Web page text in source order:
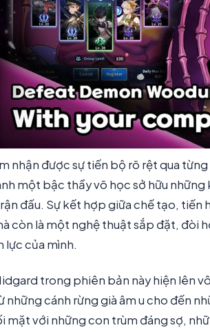
nhận được sự tiến bộ rõ rệt qua
một bậc thầy võ học sở hữu
đấu. Sự kết hợp giữa chế tạo, tiến
còn là một nghệ thuật sắp đặt, đòi
lực của mình.
trong phiên bản này hiện lên
những cánh rừng già âm u cho đến
mặt với những con trùm đáng sợ,